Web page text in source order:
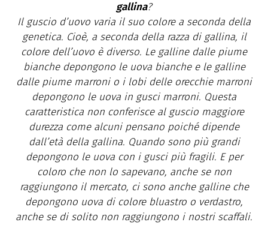
gallina?
Il guscio d’uovo varia il suo colore a seconda della
genetica. Cioè, a seconda della razza di gallina, il
colore dell’uovo è diverso. Le galline dalle piume
bianche depongono le uova bianche e le galline
dalle piume marroni o i lobi delle orecchie marroni
depongono le uova in gusci marroni. Questa
caratteristica non conferisce al guscio maggiore
durezza come alcuni pensano poiché dipende
dall’età della gallina. Quando sono più grandi
depongono le uova con i gusci più fragili. E per
coloro che non lo sapevano, anche se non
raggiungono il mercato, ci sono anche galline che
depongono uova di colore bluastro o verdastro,
anche se di solito non raggiungono i nostri scaffali.